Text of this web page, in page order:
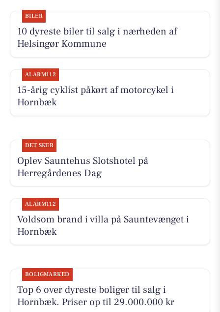
BILER
10 dyreste biler til salg i nærheden af
Helsingør Kommune
ALARM112
15-årig cyklist påkørt af motorcykel i
Hornbæk
DET SKER
Oplev Sauntehus Slotshotel på
Herregårdenes Dag
ALARM112
Voldsom brand i villa på Sauntevænget i
Hornbæk
BOLIGMARKED
Top 6 over dyreste boliger til salg i
Hornbæk. Priser op til 29.000.000 kr